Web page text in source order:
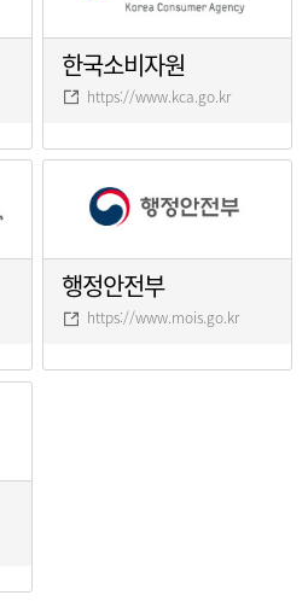
한국소비자원
https://www.kca.go.kr
행정안전부
https://www.mois.go.kr